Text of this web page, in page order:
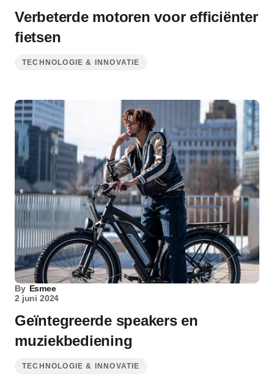
Verbeterde motoren voor efficiënter
fietsen
TECHNOLOGIE & INNOVATIE
By Esmee
2 juni 2024
Geïntegreerde speakers en
muziekbediening
TECHNOLOGIE & INNOVATIE